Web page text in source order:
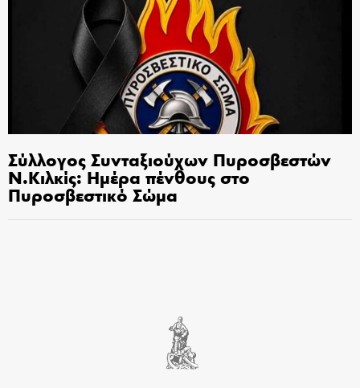
Σύλλογος Συνταξιούχων Πυροσβεστών
Ν.Κιλκίς: Ημέρα πένθους στο
Πυροσβεστικό Σώμα